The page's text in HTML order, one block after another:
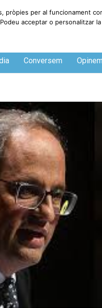
Conversem Opinem
pròpies per al funcionament
acceptar o personalitzar